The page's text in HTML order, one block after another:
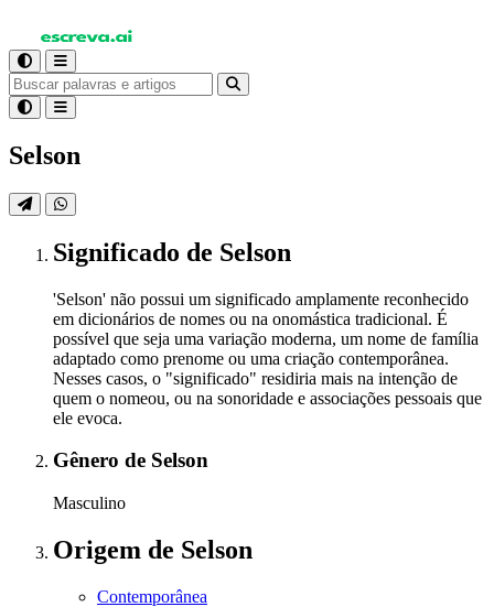
Selson
Significado de Selson
'Selson' não possui um significado amplamente reconhecido
em dicionários de nomes ou na onomástica tradicional. É
possível que seja uma variação moderna, um nome de família
adaptado como prenome ou uma criação contemporânea.
Nesses casos, o "significado" residiria mais na intenção de
quem o nomeou, ou na sonoridade e associações pessoais que
ele evoca.
Gênero de Selson
Masculino
Origem de Selson
Contemporânea